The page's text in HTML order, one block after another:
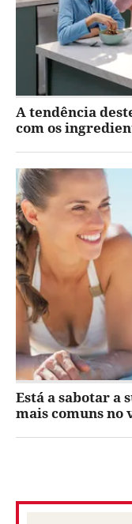
A tendência
com os
Está a sabotar a
mais comuns no